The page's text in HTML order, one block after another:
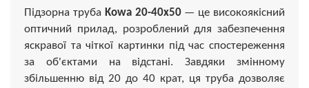
Підзорна труба Kowa 20-40x50— це високоякісний
оптичний прилад, розроблений для забезпечення
яскравої та чіткої картинки під час спостереження
за об'єктами на відстані. Завдяки змінному
збільшенню від 20 до 40 крат, ця труба дозволяє